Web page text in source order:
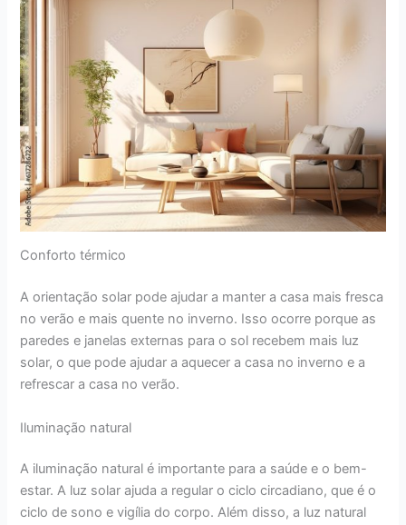
Conforto térmico
A orientação solar pode ajudar a manter a casa mais fresca
no verão e mais quente no inverno. Isso ocorre porque as
paredes e janelas externas para o sol recebem mais luz
solar, o que pode ajudar a aquecer a casa no inverno e a
refrescar a casa no verão.
Iluminação natural
A iluminação natural é importante para a saúde e o bem-
estar. A luz solar ajuda a regular o ciclo circadiano, que é o
ciclo de sono e vigília do corpo. Além disso, a luz natural